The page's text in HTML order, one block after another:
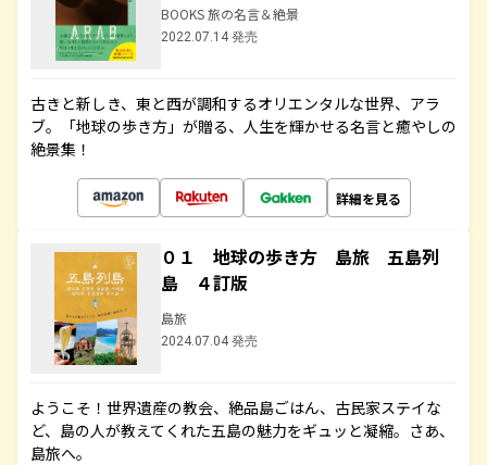
BOOKS 旅の名言＆絶景
2022.07.14 発売
古きと新しき、東と西が調和するオリエンタルな世界、アラ
ブ。「地球の歩き方」が贈る、人生を輝かせる名言と癒やしの
絶景集！
詳細を見る
０１ 地球の歩き方 島旅 五島列
島 ４訂版
島旅
2024.07.04 発売
ようこそ！世界遺産の教会、絶品島ごはん、古民家ステイな
ど、島の人が教えてくれた五島の魅力をギュッと凝縮。さあ、
島旅へ。